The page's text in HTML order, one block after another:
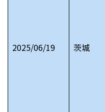
2025/06/19 茨城